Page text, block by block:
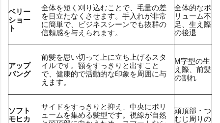
ベリー
ショー
ト
全体を短く刈り込むことで、毛量の差
を目立たなくさせます。手入れが非常
に簡単で、ビジネスシーンでも抜群の
信頼感を与えられます。
全体的なボ
リューム不
足、生え際
の後退
アップ
バング
前髪を思い切って上に立ち上げるスタ
イルです。額をすっきりと出すこと
で、健康的で活動的な印象を周囲に与
えます。
M字型の生
え際、前髪
の割れ
ソフト
モヒカ
サイドをすっきりと抑え、中央にボリ
ュームを集める髪型です。視線が自然
頭頂部・つ
むじ周りの